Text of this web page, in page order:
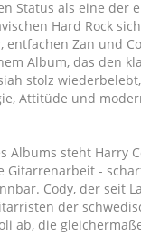
Status als eine der
Hard Rock
entfachen Zan und
Album, das den
stolz
Attitüde und
Albums steht Harry
Gitarrenarbeit -
Cody, der seit
der
ab, die